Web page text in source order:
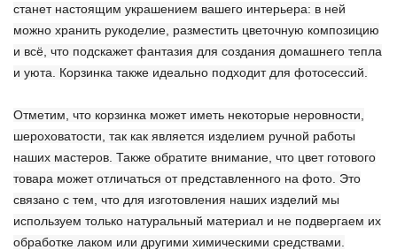
станет настоящим украшением вашего интерьера: в ней
можно хранить рукоделие, разместить цветочную композицию
и всё, что подскажет фантазия для создания домашнего тепла
и уюта. Корзинка также идеально подходит для фотосессий.
Отметим, что корзинка может иметь некоторые неровности,
шероховатости, так как является изделием ручной работы
наших мастеров. Также обратите внимание, что цвет готового
товара может отличаться от представленного на фото. Это
связано с тем, что для изготовления наших изделий мы
используем только натуральный материал и не подвергаем их
обработке лаком или другими химическими средствами.